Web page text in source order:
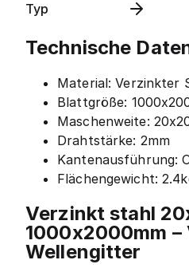
Typ
Technische
Material: Verzinkter
Blattgröße:
Maschenweite:
Drahtstärke: 2mm
Kantenausführung:
Flächengewicht:
Verzinkt stahl
1000x2000mm
Wellengitter